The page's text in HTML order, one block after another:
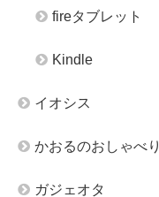
fireタブレット
Kindle
イオシス
かおるのおしゃべり
ガジェオタ